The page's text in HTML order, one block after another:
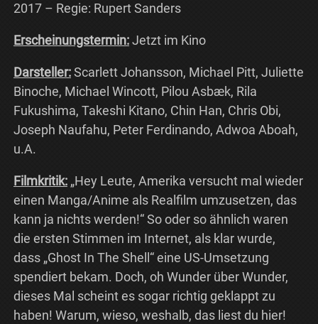
2017 – Regie: Rupert Sanders
Erscheinungstermin:Jetzt im Kino
Darsteller:Scarlett Johansson, Michael Pitt, Juliette
Binoche, Michael Wincott, Pilou Asbæk, Rila
Fukushima, Takeshi Kitano, Chin Han, Chris Obi,
Joseph Naufahu, Peter Ferdinando, Adwoa Aboah,
u.A.
Filmkritik:„Hey Leute, Amerika versucht mal wieder
einen Manga/Anime als Realfilm umzusetzen, das
kann ja nichts werden!“ So oder so ähnlich waren
die ersten Stimmen im Internet, als klar wurde,
dass „Ghost In The Shell“ eine US-Umsetzung
spendiert bekam. Doch, oh Wunder über Wunder,
dieses Mal scheint es sogar richtig geklappt zu
haben! Warum, wieso, weshalb, das liest du hier!